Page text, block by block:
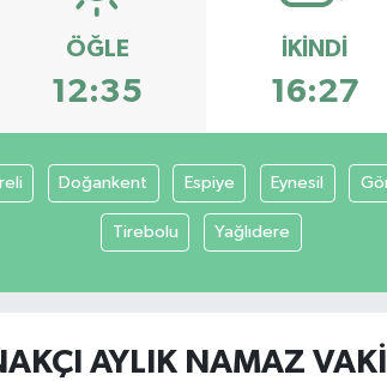
ÖĞLE
12:35
İKINDI
16:27
Doğankent Espiye Eynesil
Tirebolu Yağlıdere
AYLIK NAMAZ